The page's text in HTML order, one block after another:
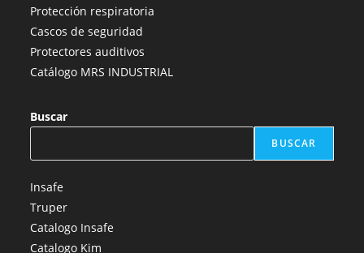
Protección respiratoria
Cascos de seguridad
Protectores auditivos
Catálogo MRS INDUSTRIAL
Buscar
BUSCAR
Insafe
Truper
Catalogo Insafe
Catalogo Kim